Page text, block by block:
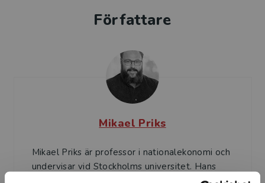
Författare
Mikael Priks
Mikael Priks är professor i nationalekonomi och
undervisar vid Stockholms universitet. Hans